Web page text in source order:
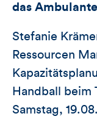
das
Stefanie
Ressourcen
Handball beim
Samstag,